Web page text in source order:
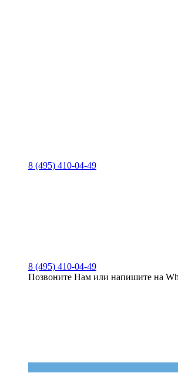
8 (495) 410-04-49
8 (495) 410-04-49
Позвоните Нам или напишите на